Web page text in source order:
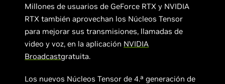
Millones de usuarios de GeForce RTX y NVIDIA
RTX también aprovechan los Núcleos Tensor
para mejorar sus transmisiones, llamadas de
video y voz, en la aplicación NVIDIA
Broadcastgratuita.
Los nuevos Núcleos Tensor de 4.ª generación de